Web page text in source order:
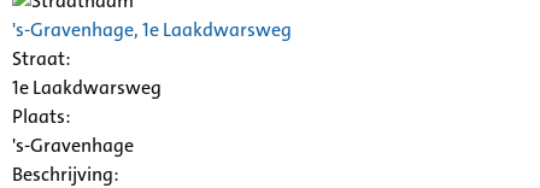
's-Gravenhage, 1e Laakdwarsweg
Straat:
1e Laakdwarsweg
Plaats:
's-Gravenhage
Beschrijving: